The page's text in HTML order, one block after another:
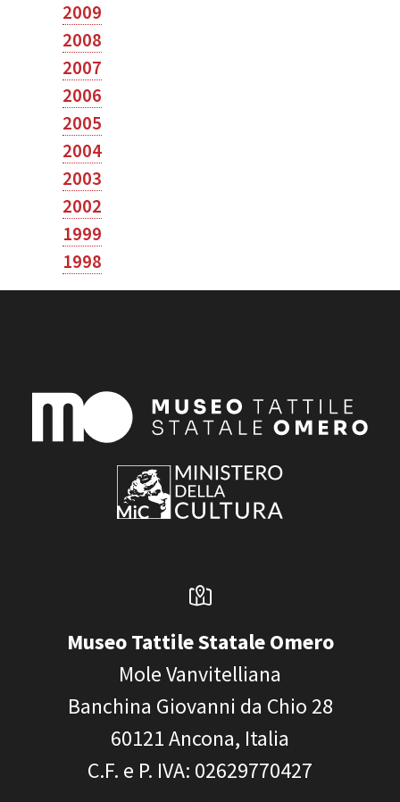
2009
2008
2007
2006
2005
2004
2003
2002
1999
1998
Museo Tattile Statale Omero
Mole Vanvitelliana
Banchina Giovanni da Chio 28
60121Ancona, Italia
C.F. e P. IVA: 02629770427